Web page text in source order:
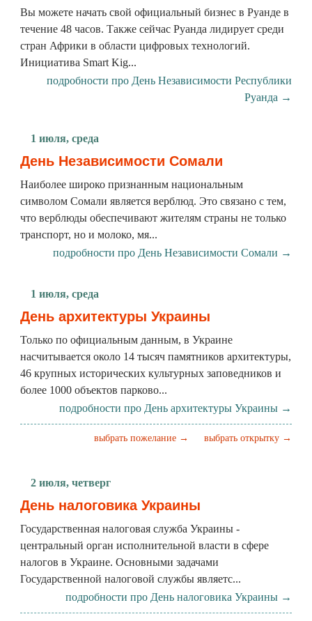
Вы можете начать свой официальный бизнес в Руанде в
течение 48 часов. Также сейчас Руанда лидирует среди
стран Африки в области цифровых технологий.
Инициатива Smart Kig...
подробности про День Независимости Республики
Руанда →
1 июля, среда
День Независимости Сомали
Наиболее широко признанным национальным
символом Сомали является верблюд. Это связано с тем,
что верблюды обеспечивают жителям страны не только
транспорт, но и молоко, мя...
подробности про День Независимости Сомали →
1 июля, среда
День архитектуры Украины
Только по официальным данным, в Украине
насчитывается около 14 тысяч памятников архитектуры,
46 крупных исторических культурных заповедников и
более 1000 объектов парково...
подробности про День архитектуры Украины →
выбрать открытку →
выбрать пожелание →
2 июля, четверг
День налоговика Украины
Государственная налоговая служба Украины -
центральный орган исполнительной власти в сфере
налогов в Украине. Основными задачами
Государственной налоговой службы являетс...
подробности про День налоговика Украины →